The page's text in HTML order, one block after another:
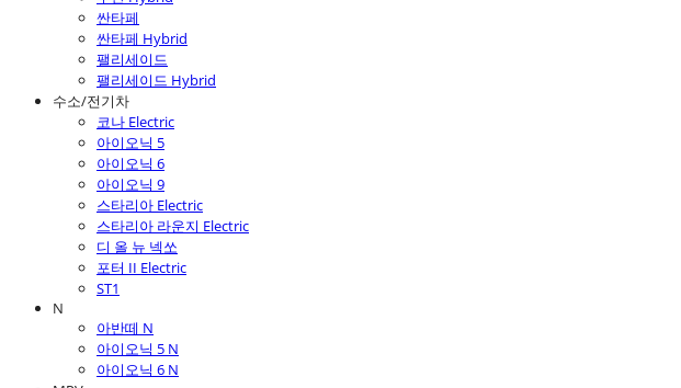
싼타페
싼타페 Hybrid
팰리세이드
팰리세이드 Hybrid
수소/전기차
코나 Electric
아이오닉 5
아이오닉 6
아이오닉 9
스타리아 Electric
스타리아 라운지 Electric
디 올 뉴 넥쏘
포터 II Electric
ST1
N
아반떼 N
아이오닉 5 N
아이오닉 6 N